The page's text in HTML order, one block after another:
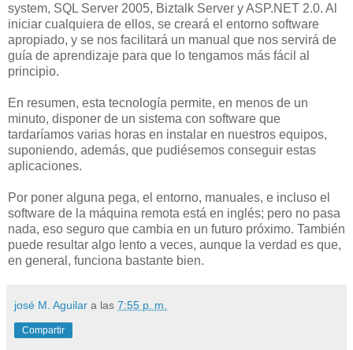
system, SQL Server 2005, Biztalk Server y ASP.NET 2.0. Al
iniciar cualquiera de ellos, se creará el entorno software
apropiado, y se nos facilitará un manual que nos servirá de
guía de aprendizaje para que lo tengamos más fácil al
principio.
En resumen, esta tecnología permite, en menos de un
minuto, disponer de un sistema con software que
tardaríamos varias horas en instalar en nuestros equipos,
suponiendo, además, que pudiésemos conseguir estas
aplicaciones.
Por poner alguna pega, el entorno, manuales, e incluso el
software de la máquina remota está en inglés; pero no pasa
nada, eso seguro que cambia en un futuro próximo. También
puede resultar algo lento a veces, aunque la verdad es que,
en general, funciona bastante bien.
josé M. Aguilar a las 7:55 p. m.
Compartir